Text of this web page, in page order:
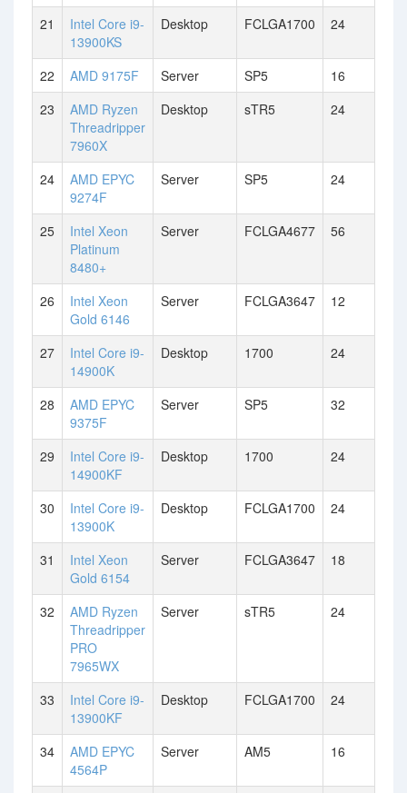
21
Intel Core i9-
13900KS
Desktop FCLGA1700 24
22 AMD 9175F Server SP5
16
23
AMD Ryzen
Threadripper
7960X
Desktop sTR5 24
24
AMD EPYC
9274F
Server SP5 24
25
Intel Xeon
Platinum
8480+
Server FCLGA4677 56
26
Intel Xeon
Gold 6146
Server FCLGA3647 12
27
Intel Core i9-
14900K
Desktop 1700 24
28
AMD EPYC
9375F
Server SP5 32
29
Intel Core i9-
14900KF
Desktop 1700 24
30
Intel Core i9-
13900K
Desktop FCLGA1700 24
31
Intel Xeon
Gold 6154
Server FCLGA3647 18
32
AMD Ryzen
Threadripper
PRO
7965WX
Server sTR5 24
33
Intel Core i9-
13900KF
Desktop FCLGA1700 24
34
AMD EPYC
4564P
Server AM5 16